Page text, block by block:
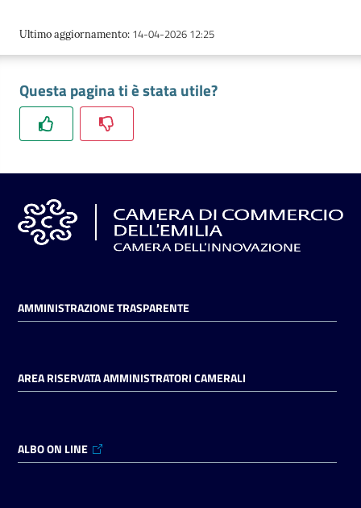
Gestire
l'impresa
Promuovere
l'impresa
e
Tutelare
il
Consumatore
L'impresa
Ultimo aggiornamento: 14-04-2026 12:25
Questa pagina ti è stata utile?
AMMINISTRAZIONE TRASPARENTE
AREA RISERVATA AMMINISTRATORI CAMERALI
ALBO ON LINE